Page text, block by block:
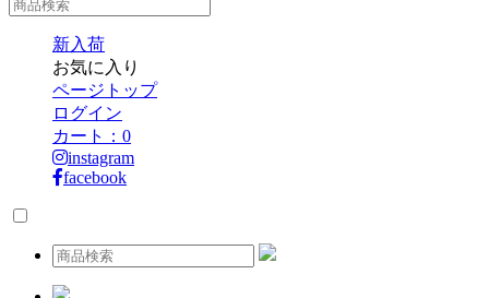
新入荷
お気に入り
ページトップ
ログイン
カート： 0
instagram
facebook